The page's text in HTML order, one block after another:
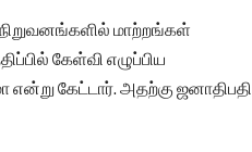
மாற்றங்கள்
கேள்வி எழுப்பிய
கேட்டார். அதற்கு ஜனாதிபதி